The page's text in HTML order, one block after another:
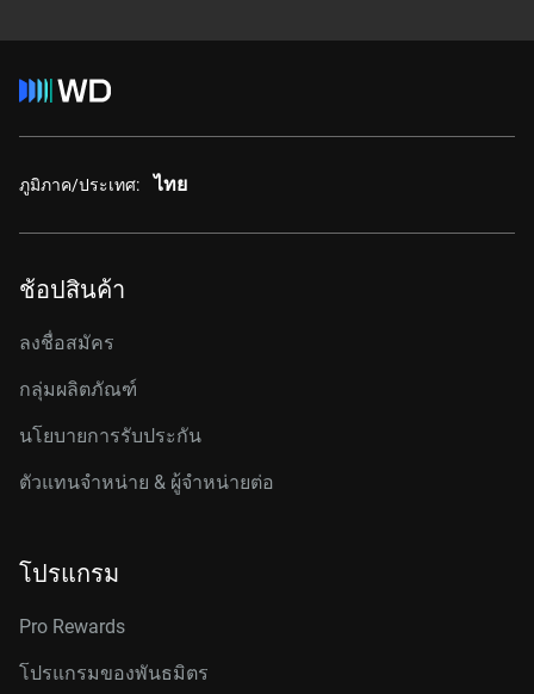
ภูมิภาค/ประเทศ: ไทย
ช้อปสินค้า
ลงชื่อสมัคร
กลุ่มผลิตภัณฑ์
นโยบายการรับประกัน
ตัวแทนจำหน่าย & ผู้จำหน่ายต่อ
โปรแกรม
Pro Rewards
โปรแกรมของพันธมิตร